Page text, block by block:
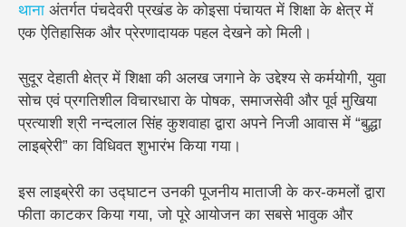
थाना अंतर्गत पंचदेवरी प्रखंड के कोइसा पंचायत में शिक्षा के क्षेत्र में
एक ऐतिहासिक और प्रेरणादायक पहल देखने को मिली।
सुदूर देहाती क्षेत्र में शिक्षा की अलख जगाने के उद्देश्य से कर्मयोगी, युवा
सोच एवं प्रगतिशील विचारधारा के पोषक, समाजसेवी और पूर्व मुखिया
प्रत्याशीश्री नन्दलाल सिंह कुशवाहा द्वारा अपने निजी आवास में “बुद्धा
लाइब्रेरी” का विधिवत शुभारंभ किया गया।
इस लाइब्रेरी का उद्घाटन उनकी पूजनीय माताजी के कर-कमलों द्वारा
फीता काटकर किया गया, जो पूरे आयोजन का सबसे भावुक और